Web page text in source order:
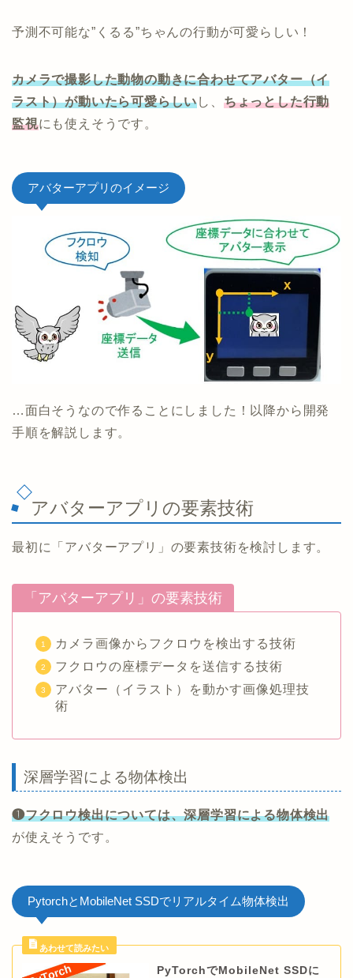
予測不可能な”くるる”ちゃんの行動が可愛らしい！
カメラで撮影した動物の動きに合わせてアバター（イ
ラスト）が動いたら可愛らしいし、 ちょっとした行動
監視にも使えそうです。
アバターアプリのイメージ
…面白そうなので作ることにしました！以降から開発
手順を解説します。
アバターアプリの要素技術
最初に「アバターアプリ」の要素技術を検討します。
「アバターアプリ」の要素技術
カメラ画像からフクロウを検出する技術
フクロウの座標データを送信する技術
アバター（イラスト）を動かす画像処理技
術
深層学習による物体検出
❶フクロウ検出については、深層学習による物体検出
が使えそうです。
PytorchとMobileNet SSDでリアルタイム物体検出
PyTorchでMobileNet SSDに